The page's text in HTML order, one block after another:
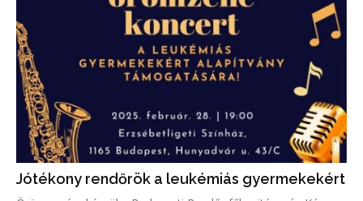
Jótékony rendőrök a leukémiás gyermekekért